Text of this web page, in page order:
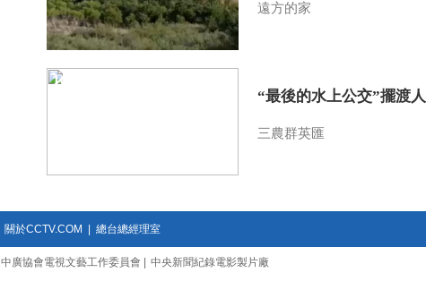
遠方的家
“最後的水上公交”擺渡人
三農群英匯
10
關於CCTV.COM 總台總經理室
中廣協會電視文藝工作委員會 中央新聞紀錄電影製片廠